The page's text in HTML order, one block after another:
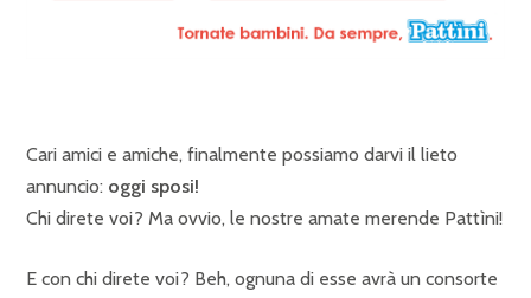
Cari amici e amiche, finalmente possiamo darvi il lieto
annuncio: oggi sposi!
Chi direte voi? Ma ovvio, le nostre amate merende Pattìni!
E con chi direte voi? Beh, ognuna di esse avrà un consorte